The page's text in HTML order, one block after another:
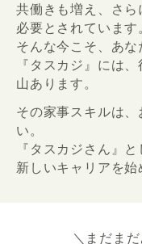
共働きも増え、さ
必要とされています
そんな今こそ、あな
『タスカジ』には
山あります。
その家事スキルは
い。
『タスカジさん』
新しいキャリアを始
＼まだま